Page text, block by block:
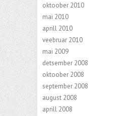
oktoober 2010
mai 2010
aprill 2010
veebruar 2010
mai 2009
detsember 2008
oktoober 2008
september 2008
august 2008
aprill 2008